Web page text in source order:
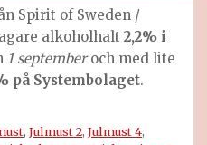
Spirit of Sweden /
alkoholhalt 2,2% i
1 septemberoch med lite
på Systembolaget.
, Julmust 2, Julmust 4,